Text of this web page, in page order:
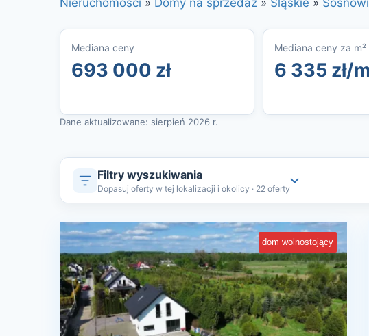
Nieruchomości » Domy na sprzedaż » Śląskie »
Mediana ceny
693 000 zł
Mediana ceny za m²
6 335 zł/
Dane aktualizowane: sierpień 2026 r.
Filtry wyszukiwania
Dopasuj oferty w tej lokalizacji i okolicy · 22 oferty
dom wolnostojący